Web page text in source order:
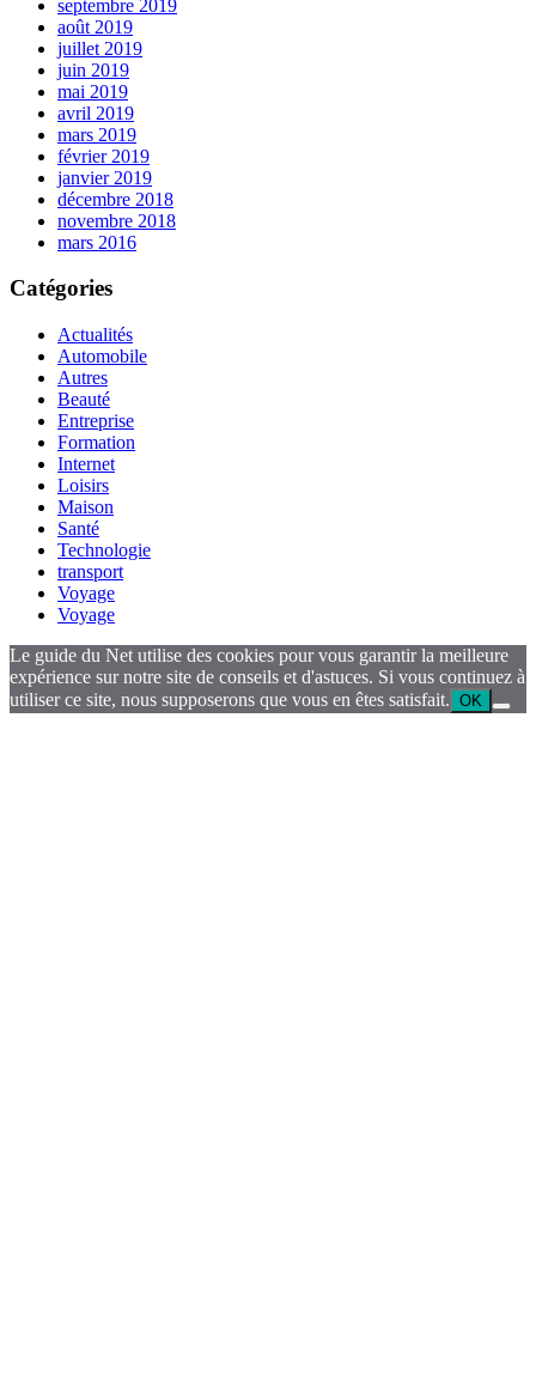
septembre 2019
août 2019
juillet 2019
juin 2019
mai 2019
avril 2019
mars 2019
février 2019
janvier 2019
décembre 2018
novembre 2018
mars 2016
Catégories
Actualités
Automobile
Autres
Beauté
Entreprise
Formation
Internet
Loisirs
Maison
Santé
Technologie
transport
Voyage
Voyage
Le guide du Net utilise des cookies pour vous garantir la meilleure
expérience sur notre site de conseils et d'astuces. Si vous continuez à
utiliser ce site, nous supposerons que vous en êtes satisfait. OK